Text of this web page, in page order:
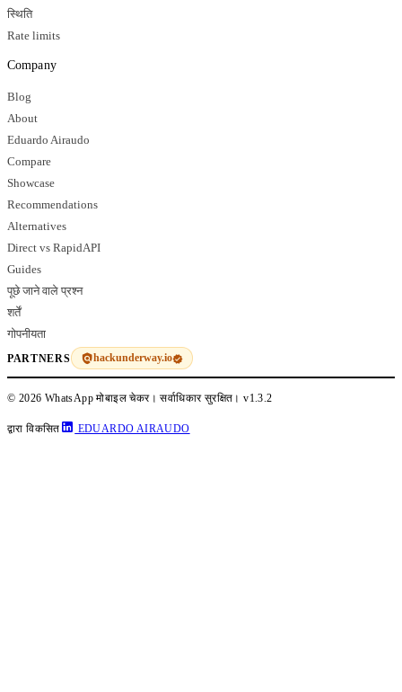
स्थिति
Rate limits
Company
Blog
About
Eduardo Airaudo
Compare
Showcase
Recommendations
Alternatives
Direct vs RapidAPI
Guides
पूछे जाने वाले प्रश्न
शर्तें
गोपनीयता
PARTNERS hackunderway.io
© 2026 WhatsApp मोबाइल चेकर। सर्वाधिकार सुरक्षित।v1.3.2
द्वारा विकसित EDUARDO AIRAUDO